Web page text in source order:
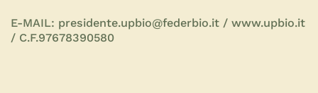
E-MAIL: presidente.upbio@federbio.it / www.upbio.it
/ C.F.97678390580